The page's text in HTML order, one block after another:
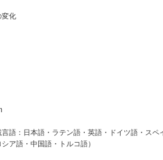
変化
語：日本語・ラテン語・英語・ドイツ語・スペ
ア語・中国語・トルコ語）